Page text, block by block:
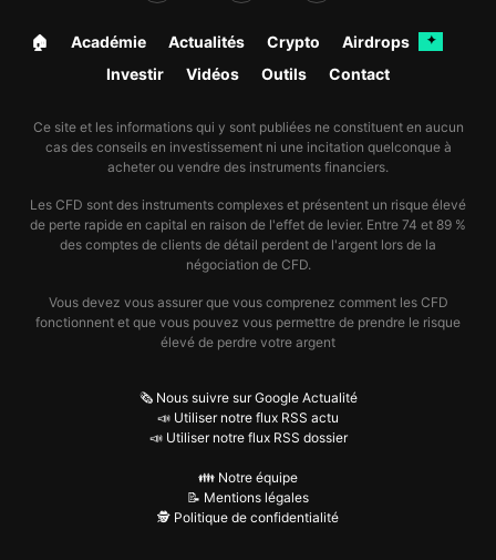
🏠︎ Académie Actualités Crypto Airdrops ✦
Investir Vidéos Outils Contact
Ce site et les informations qui y sont publiées ne constituent en aucun
cas des conseils en investissement ni une incitation quelconque à
acheter ou vendre des instruments financiers.
Les CFD sont des instruments complexes et présentent un risque élevé
de perte rapide en capital en raison de l'effet de levier. Entre 74 et 89 %
des comptes de clients de détail perdent de l'argent lors de la
négociation de CFD.
Vous devez vous assurer que vous comprenez comment les CFD
fonctionnent et que vous pouvez vous permettre de prendre le risque
élevé de perdre votre argent
🗞️ Nous suivre sur Google Actualité
📣 Utiliser notre flux RSS actu
📣 Utiliser notre flux RSS dossier
👪 Notre équipe
📝 Mentions légales
🕵️ Politique de confidentialité